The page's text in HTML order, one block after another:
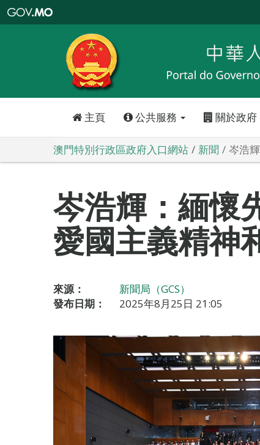
特
政
區
政
口
主頁 公共服務 關於政府
澳門特別行政區政府入口網站 新聞 岑浩
岑浩輝：緬
愛國主義精神
來源：
新聞局（GCS）
發布日期：
2025年8月25日 21:05